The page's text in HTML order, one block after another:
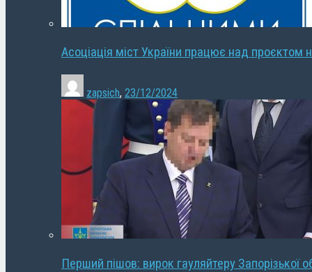
Асоціація міст України працює над проєктом
zapsich, 23/12/2024
Перший пішов: вирок гауляйтеру Запорізької